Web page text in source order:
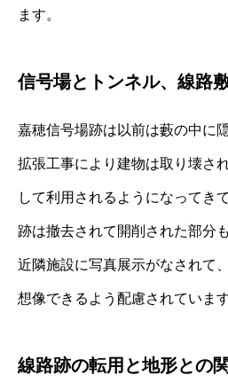
ます。
信号場とトンネル、線路
嘉穂信号場跡は以前は藪の中に
拡張工事により建物は取り壊さ
して利用されるようになってき
跡は撤去されて開削された部分
近隣施設に写真展示がなされて
想像できるよう配慮されています
線路跡の転用と地形との